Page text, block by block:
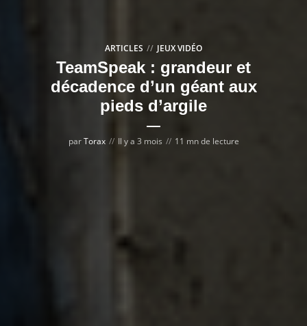
ARTICLES JEUX VIDÉO
TeamSpeak : grandeur et
décadence d’un géant aux
pieds d’argile
parTorax Il y a 3 mois 11 mn de lecture